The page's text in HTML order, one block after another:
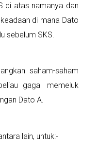
di atas namanya dan
di mana Dato
sebelum SKS.
saham-saham
gagal memeluk
Dato A.
lain, untuk:-